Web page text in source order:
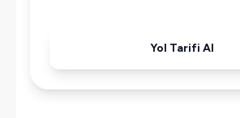
Yol Tarifi Al